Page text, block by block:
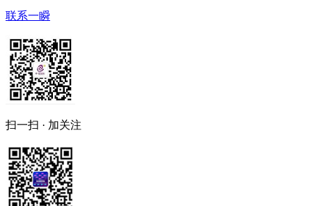
联系一瞬
扫一扫 · 加关注